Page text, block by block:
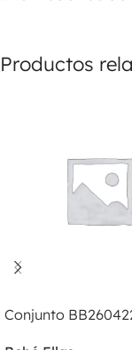
Productos
Conjunto